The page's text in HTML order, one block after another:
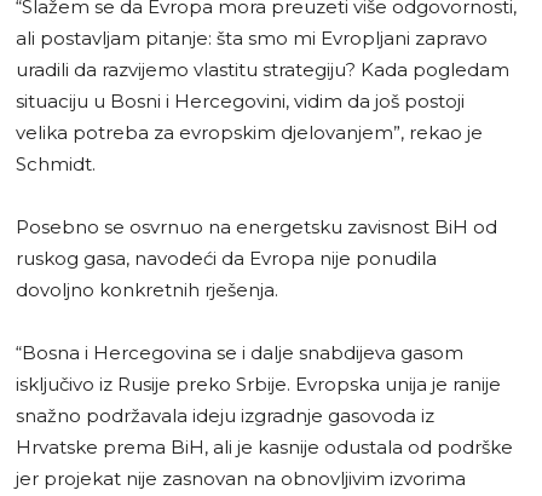
“Slažem se da Evropa mora preuzeti više odgovornosti,
ali postavljam pitanje: šta smo mi Evropljani zapravo
uradili da razvijemo vlastitu strategiju? Kada pogledam
situaciju u Bosni i Hercegovini, vidim da još postoji
velika potreba za evropskim djelovanjem”, rekao je
Schmidt.
Posebno se osvrnuo na energetsku zavisnost BiH od
ruskog gasa, navodeći da Evropa nije ponudila
dovoljno konkretnih rješenja.
“Bosna i Hercegovina se i dalje snabdijeva gasom
isključivo iz Rusije preko Srbije. Evropska unija je ranije
snažno podržavala ideju izgradnje gasovoda iz
Hrvatske prema BiH, ali je kasnije odustala od podrške
jer projekat nije zasnovan na obnovljivim izvorima